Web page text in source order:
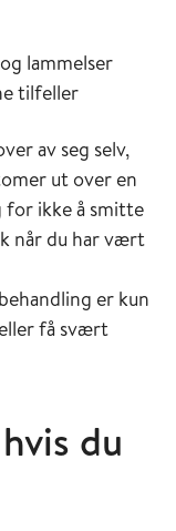
lammelser
tilfeller
av seg selv,
ut over en
for ikke å smitte
når du har vært
er kun
få svært
du